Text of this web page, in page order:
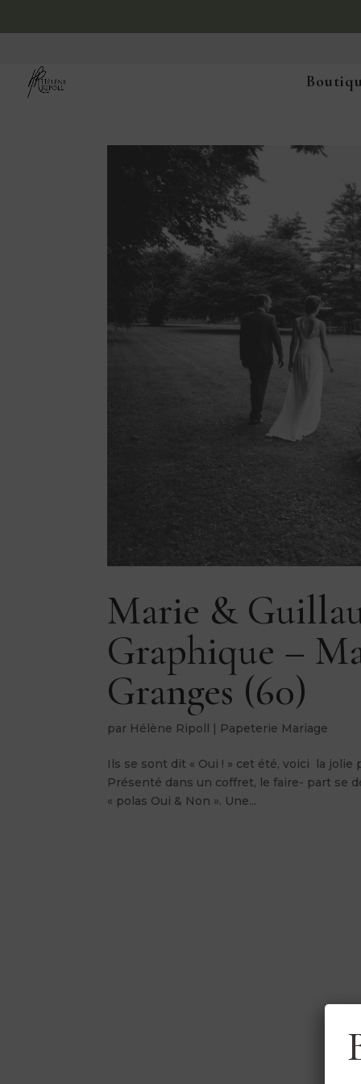
Marie &
Graphique –
Granges (60)
par Hélène Ripoll | Papeterie Mariage
Ils se sont dit « Oui ! » cet été, voici la
Présenté dans un coffret, le faire- part se
« polas Oui & Non ». Une...